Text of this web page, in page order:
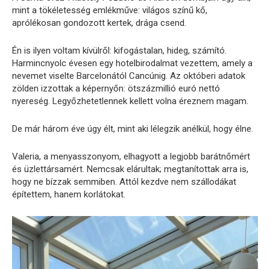
mint a tökéletesség emlékműve: világos színű kő,
aprólékosan gondozott kertek, drága csend.
Én is ilyen voltam kívülről: kifogástalan, hideg, számító.
Harmincnyolc évesen egy hotelbirodalmat vezettem, amely a
nevemet viselte Barcelonától Cancúnig. Az októberi adatok
zölden izzottak a képernyőn: ötszázmillió euró nettó
nyereség. Legyőzhetetlennek kellett volna éreznem magam.
De már három éve úgy élt, mint aki lélegzik anélkül, hogy élne.
Valeria, a menyasszonyom, elhagyott a legjobb barátnőmért
és üzlettársamért. Nemcsak elárultak; megtanítottak arra is,
hogy ne bízzak semmiben. Attól kezdve nem szállodákat
építettem, hanem korlátokat.